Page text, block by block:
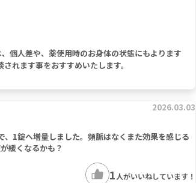
個人差や、薬使用時のお身体の状態にもよります
れます事をおすすめいたします。
2026.03.03
1錠へ増量しました。頻脈はなくまた効果を感じる
緩くなるかも？
1 人がいいねしています！